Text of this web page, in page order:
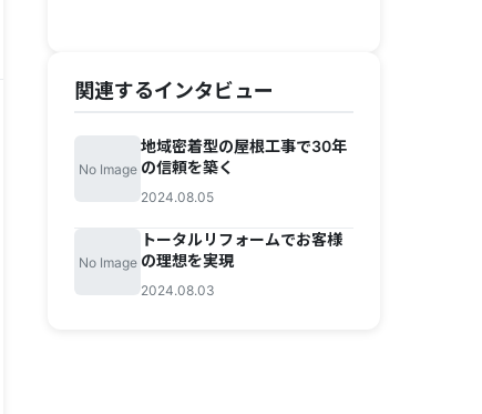
関連するインタビュー
No Image
地域密着型の屋根工事で30年
の信頼を築く
2024.08.05
No Image
トータルリフォームでお客様
の理想を実現
2024.08.03